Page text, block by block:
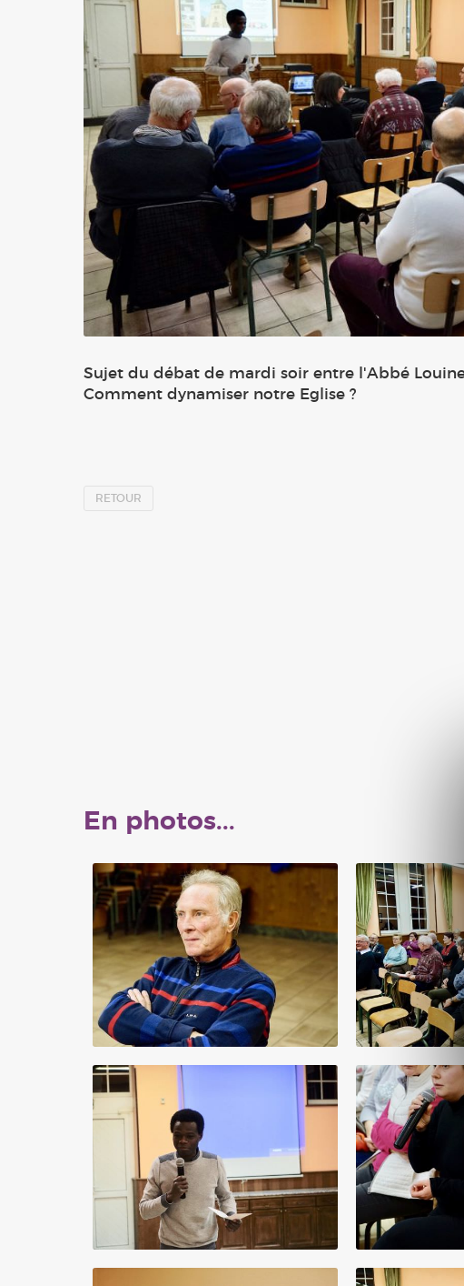
Sujet du débat de mardi soir entre l'Abbé
Comment dynamiser notre Eglise ?
RETOUR
En photos...